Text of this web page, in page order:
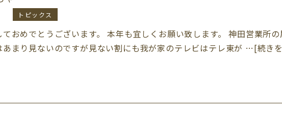
トピックス
おめでとうございます。 本年も宜しくお願い致します。 神田営業所の
あまり見ないのですが見ない割にも我が家のテレビはテレ東が …[続き